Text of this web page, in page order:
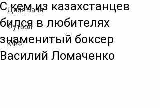
Дядя Ваня
Футбол
КФФ
С кем из казахстанцев
бился в любителях
знаменитый боксер
Василий Ломаченко